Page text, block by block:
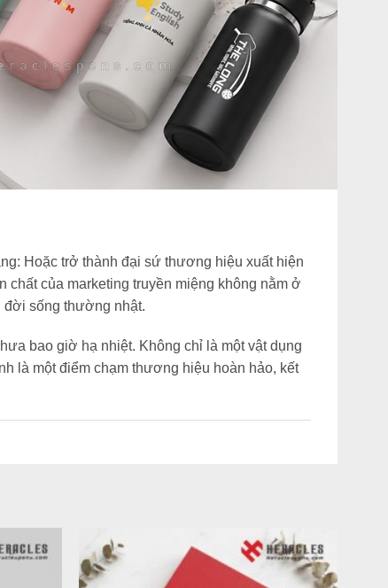
Hoặc trở thành đại sứ thương hiệu xuất hiện
chất của marketing truyền miệng không nằm ở
đời sống thường nhật.
bao giờ hạ nhiệt. Không chỉ là một vật dụng
là một điểm chạm thương hiệu hoàn hảo, kết